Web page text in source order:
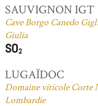
SAUVIGNON IGT
Cave Borgo Canedo
Giulia
LUGAÏDOC
Domaine viticole Corte
Lombardie